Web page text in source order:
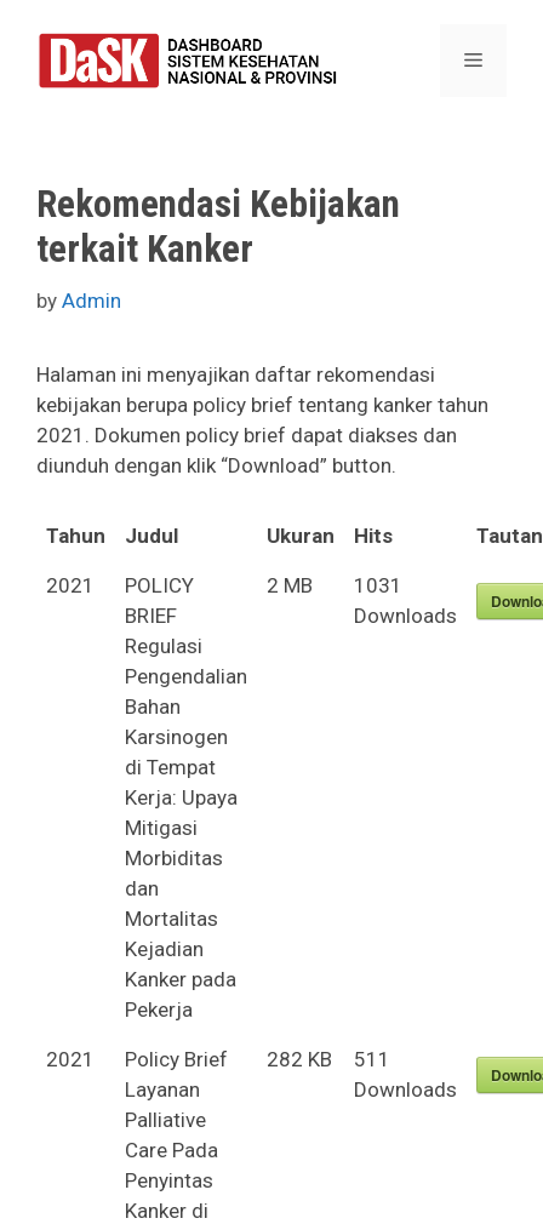
content
Menu
Rekomendasi Kebijakan
terkait Kanker
by Admin
Halaman ini menyajikan daftar rekomendasi
kebijakan berupa policy brief tentang kanker tahun
2021. Dokumen policy brief dapat diakses dan
diunduh dengan klik “Download” button.
Tahun Judul Ukuran Hits Tautan
2021
POLICY
BRIEF
Regulasi
Pengendalian
Bahan
Karsinogen
di Tempat
Kerja: Upaya
Mitigasi
Morbiditas
dan
Mortalitas
Kejadian
Kanker pada
Pekerja
2 MB
1031
Downloads
2021
Policy Brief
Layanan
Palliative
Care Pada
Penyintas
Kanker di
282 KB
511
Downloads